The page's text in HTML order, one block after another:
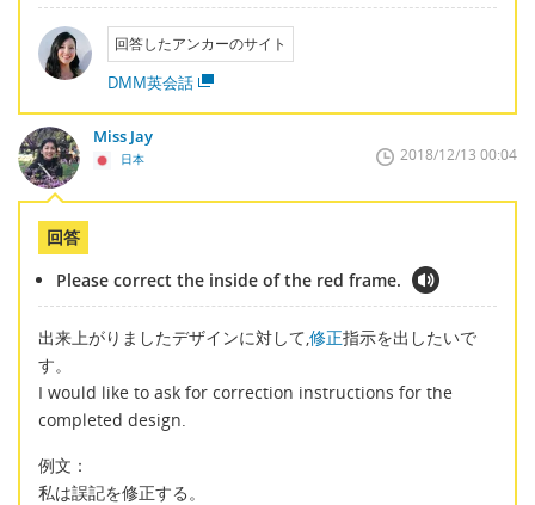
回答したアンカーのサイト
DMM英会話
Miss Jay
日本 2018/12/13 00:04
回答
Please correct the inside of the red frame.
出来上がりましたデザインに対して,修正指示を出したいで
す。
I would like to ask for correction instructions for the
completed design.
例文：
私は誤記を修正する。